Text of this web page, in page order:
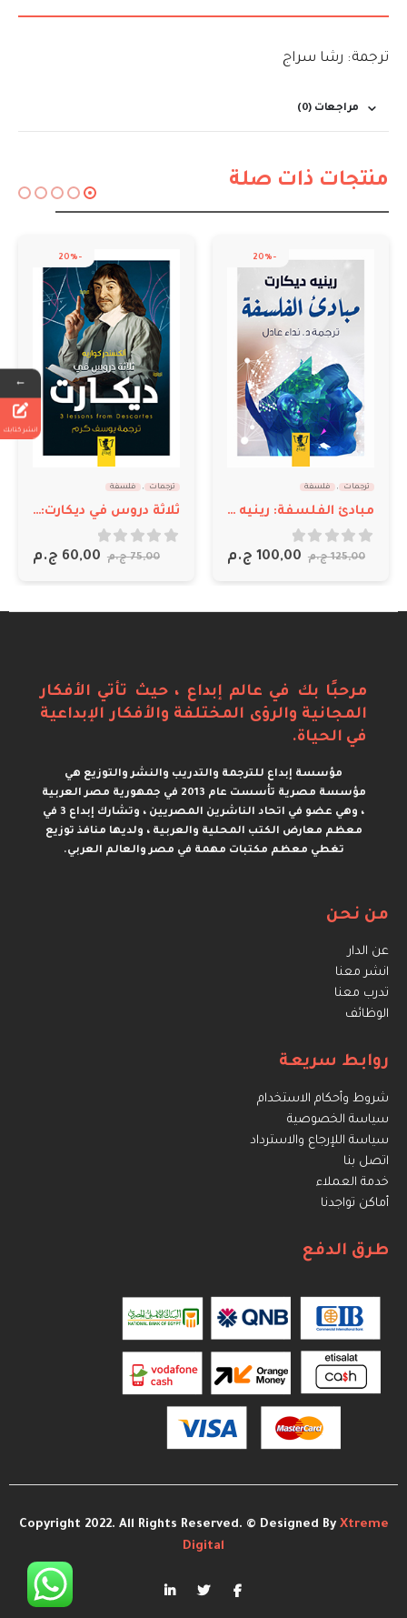
ترجمة: رشا سراج
مراجعات (0)
منتجات ذات صلة
مبادئ الفلسفة: رينيه ديكارت
ج.م
ترجمات
ثلاثة دروس في ديكارت: ألكسندر كواريه
0
out of 5
75,00 ج.م 60,00
ترجمات
الليالي البيضاء
0
175,00
مرحبًا بك في عالم إبداع ، حيث تأتي الأفكار
المجانية والرؤى المختلفة والأفكار الإبداعية
في الحياة.
مؤسسة إبداع للترجمة والتدريب والنشر والتوزيع هي
مؤسسة مصرية تأسست عام 2013 في جمهورية مصر العربية
، وهي عضو في اتحاد الناشرين المصريين ، وتشارك إبداع 3 في
معظم معارض الكتب المحلية والعربية ، ولديها منافذ توزيع
تغطي معظم مكتبات مهمة في مصر والعالم العربي.
من نحن
عن الدار
انشر معنا
تدرب معنا
الوظائف
روابط سريعة
شروط وأحكام الاستخدام
سياسة الخصوصية
سياسة اللإرجاع والاسترداد
اتصل بنا
خدمة العملاء
أماكن تواجدنا
طرق الدفع
Copyright 2022. All Rights Reserved. © Designed ByXtreme
Digital
←
انشر كتابك